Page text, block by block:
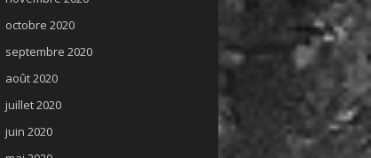
octobre 2020
septembre 2020
août 2020
juillet 2020
juin 2020